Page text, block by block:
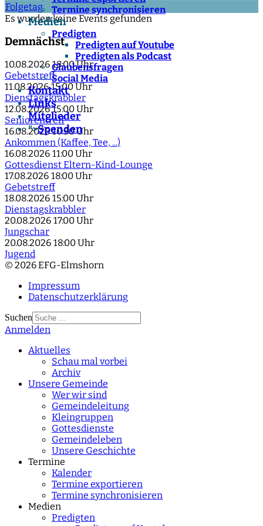
Termine synchronisieren
Medien
Predigten
Predigten auf Youtube
Predigten als Podcast
Glaubensfragen
Social Media
Kontakt
Links
Mitglieder
">Spenden
Folgetag
Es wurden keine Events gefunden
Demnächst
10.08.2026 18:00 Uhr
Gebetstreff
11.08.2026 15:00 Uhr
Dienstagskrabbler
12.08.2026 15:00 Uhr
Seniorentreff
16.08.2026 10:30 Uhr
Ankommen (Kaffee, Tee, ...)
16.08.2026 11:00 Uhr
Gottesdienst Eltern-Kind-Lounge
17.08.2026 18:00 Uhr
Gebetstreff
18.08.2026 15:00 Uhr
Dienstagskrabbler
20.08.2026 17:00 Uhr
Jungschar
20.08.2026 18:00 Uhr
Jugend
© 2026 EFG-Elmshorn
Impressum
Datenschutzerklärung
Suchen
Type 2 or more
Anmelden
Aktuelles
Schau mal vorbei
Archiv
Unsere Gemeinde
Wer wir sind
Gemeindeleitung
Kleingruppen
Gottesdienste
Gemeindeleben
Unsere Geschichte
Termine
Kalender
Termine exportieren
Termine synchronisieren
Medien
Predigten